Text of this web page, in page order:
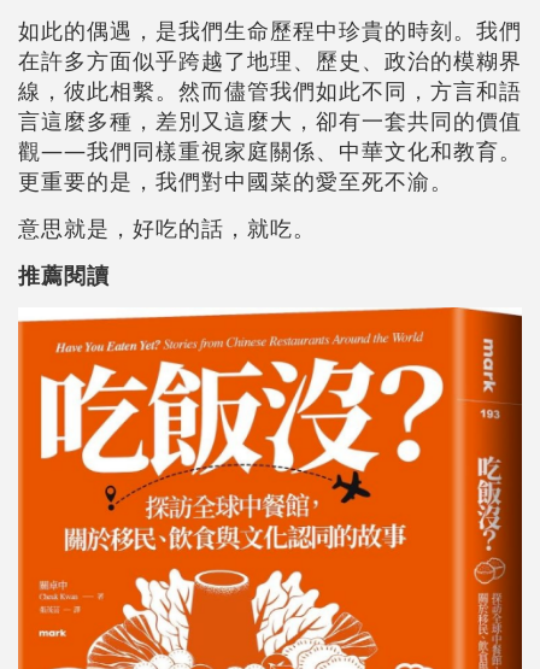
如此的偶遇，是我們生命歷程中珍貴的時刻。我們
在許多方面似乎跨越了地理、歷史、政治的模糊界
線，彼此相繫。然而儘管我們如此不同，方言和語
言這麼多種，差別又這麼大，卻有一套共同的價值
觀——我們同樣重視家庭關係、中華文化和教育。
更重要的是，我們對中國菜的愛至死不渝。
意思就是，好吃的話，就吃。
推薦閱讀